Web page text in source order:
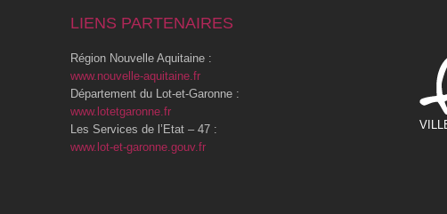
LIENS PARTENAIRES
Région Nouvelle Aquitaine :
www.nouvelle-aquitaine.fr
Département du Lot-et-Garonne :
www.lotetgaronne.fr
Les Services de l’Etat – 47 :
www.lot-et-garonne.gouv.fr